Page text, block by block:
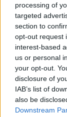
processing of
targeted
section to
opt-out request
interest-based
us or personal
your opt-out.
disclosure of
IAB’s list of
also be
Downstream
LEGFRISSEBB